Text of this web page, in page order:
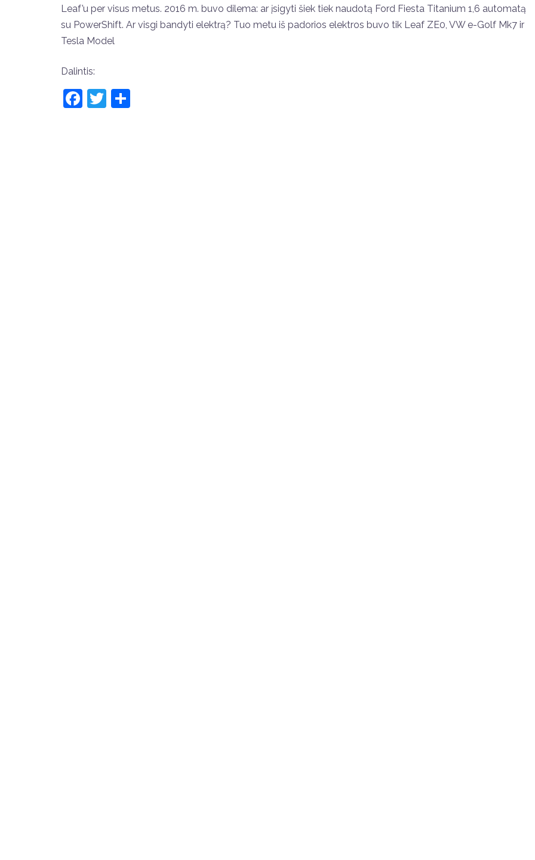
Leaf’u per visus metus. 2016 m. buvo dilema: ar įsigyti šiek tiek naudotą Ford Fiesta Titanium 1,6 automatą
su PowerShift. Ar visgi bandyti elektrą? Tuo metu iš padorios elektros buvo tik Leaf ZE0, VW e-Golf Mk7 ir
Tesla Model
Dalintis:
Facebook
Twitter